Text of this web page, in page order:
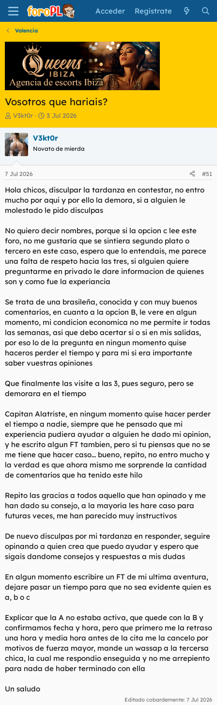
Acceder Regístrate
Valencia
Vosotros que hariais?
I
i
c
i
a
d
o
d
e
l
e
a
V3kt0r
F
h
a
e
i
c
i
3 Jul 2026
V3kt0r
Novato de mierda
7 Jul 2026 #51
Hola chicos, disculpar la tardanza en contestar, no entro
mucho por aqui y por ello la demora, si a alguien le
molestado le pido disculpas
No quiero decir nombres, porque si la opcion c lee este
foro, no me gustaria que se sintiera segundo plato o
tercero en este caso, espero que lo entendais, me parece
una falta de respeto hacia las tres, si alguien quiere
preguntarme en privado le dare informacion de quienes
son y como fue la experiancia
Se trata de una brasileña, conocida y con muy buenos
comentarios, en cuanto a la opcion B, le vere en algun
momento, mi condicion economica no me permite ir todas
las semanas, asi que debo acertar si o si en mis salidas,
por eso lo de la pregunta en ningun momento quise
haceros perder el tiempo y para mi si era importante
saber vuestras opiniones
Que finalmente las visite a las 3, pues seguro, pero se
demorara en el tiempo
Capitan Alatriste, en ningum momento quise hacer perder
el tiempo a nadie, siempre que he pensado que mi
experiencia pudiera ayudar a alguien he dado mi opinion,
y he escrito algun FT tambien, pero si tu piensas que no se
me tiene que hacer caso... bueno, repito, no entro mucho y
la verdad es que ahora mismo me sorprende la cantidad
de comentarios que ha tenido este hilo
Repito las gracias a todos aquello que han opinado y me
han dado su consejo, a la mayoría les hare caso para
futuras veces, me han parecido muy instructivos
De nuevo disculpas por mi tardanza en responder, seguire
opinando a quien crea que puedo ayudar y espero que
sigais dandome consejos y respuestas a mis dudas
En algun momento escribire un FT de mi ultima aventura,
dejare pasar un tiempo para que no sea evidente quien es
a, b o c
Explicar que la A no estaba activa, que quede con la B y
confirmamos fecha y hora, pero que primero me la retraso
una hora y media hora antes de la cita me la cancelo por
motivos de fuerza mayor, mande un wassap a la tercersa
chica, la cual me respondio enseguida y no me arrepiento
para nada de haber terminado con ella
Un saludo
Editado cobardemente: 7 Jul 2026